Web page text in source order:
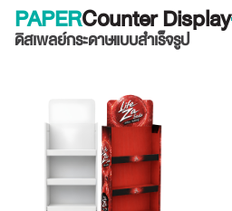
PAPERCounter Display
ดิสเพลย์กระดาษแบบสำเร็จรูป